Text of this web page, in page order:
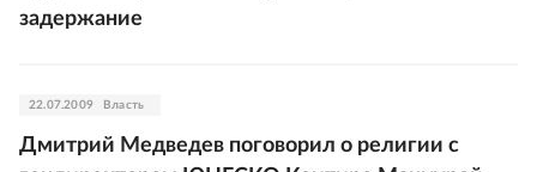
задержание
22.07.2009 Власть
Дмитрий Медведев поговорил о религии с